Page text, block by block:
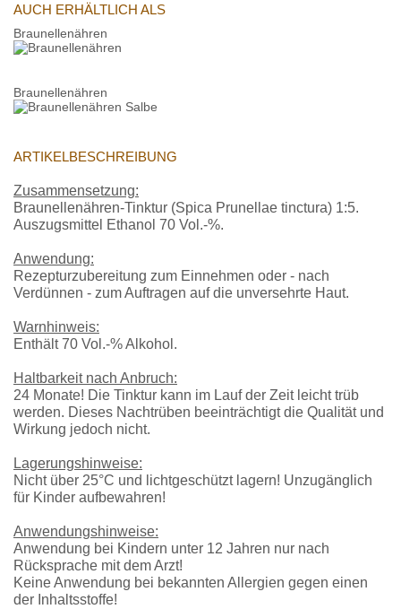
AUCH ERHÄLTLICH ALS
Braunellenähren
Braunellenähren
ARTIKELBESCHREIBUNG
Zusammensetzung:
Braunellenähren-Tinktur (Spica Prunellae tinctura) 1:5.
Auszugsmittel Ethanol 70 Vol.-%.
Anwendung:
Rezepturzubereitung zum Einnehmen oder - nach
Verdünnen - zum Auftragen auf die unversehrte Haut.
Warnhinweis:
Enthält 70 Vol.-% Alkohol.
Haltbarkeit nach Anbruch:
24 Monate! Die Tinktur kann im Lauf der Zeit leicht trüb
werden. Dieses Nachtrüben beeinträchtigt die Qualität und
Wirkung jedoch nicht.
Lagerungshinweise:
Nicht über 25°C und lichtgeschützt lagern! Unzugänglich
für Kinder aufbewahren!
Anwendungshinweise:
Anwendung bei Kindern unter 12 Jahren nur nach
Rücksprache mit dem Arzt!
Keine Anwendung bei bekannten Allergien gegen einen
der Inhaltsstoffe!